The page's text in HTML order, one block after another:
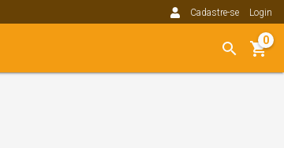
Cadastre-se Login
0